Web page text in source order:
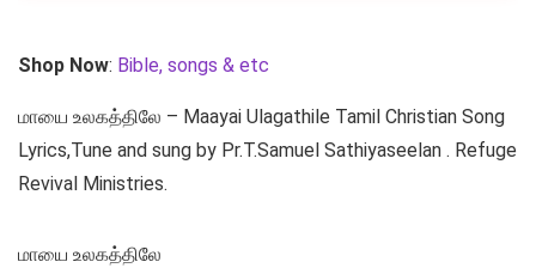
Shop Now: Bible, songs & etc
மாயை உலகத்திலே – Maayai Ulagathile Tamil Christian Song
Lyrics,Tune and sung by Pr.T.Samuel Sathiyaseelan . Refuge
Revival Ministries.
மாயை உலகத்திலே